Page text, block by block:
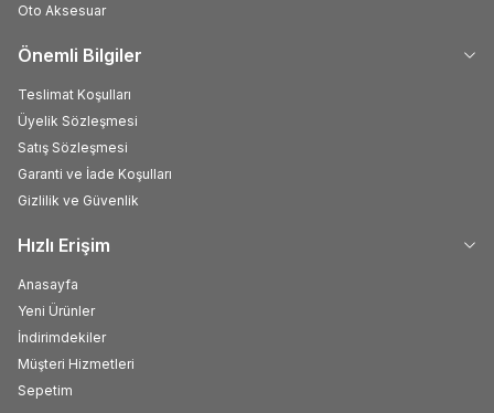
Oto Aksesuar
Önemli Bilgiler
Teslimat Koşulları
Üyelik Sözleşmesi
Satış Sözleşmesi
Garanti ve İade Koşulları
Gizlilik ve Güvenlik
Hızlı Erişim
Anasayfa
Yeni Ürünler
İndirimdekiler
Müşteri Hizmetleri
Sepetim